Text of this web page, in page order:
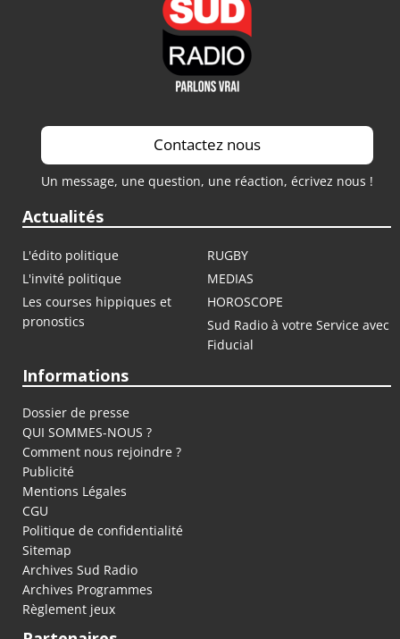
Contactez nous
Un message, une question, une réaction, écrivez nous !
Actualités
L'édito politique
RUGBY
L'invité politique
MEDIAS
Les courses hippiques et
pronostics
HOROSCOPE
Sud Radio à votre Service avec
Fiducial
Informations
Dossier de presse
QUI SOMMES-NOUS ?
Comment nous rejoindre ?
Publicité
Mentions Légales
CGU
Politique de confidentialité
Sitemap
Archives Sud Radio
Archives Programmes
Règlement jeux